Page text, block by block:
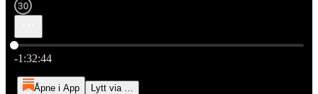
Nåværende tid: 0:00 / Total tid: -1:32:44
-1:32:44
Åpne i App Lytt via …